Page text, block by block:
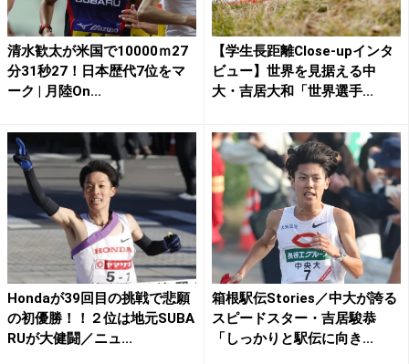
清水歓太が米国で10000ｍ27
分31秒27！日本歴代7位をマ
ーク | 月陸On...
【学生長距離Close-upインタ
ビュー】世界を見据える中
大・吉居大和「世界選手...
Hondaが39回目の挑戦で悲願
の初優勝！！２位は地元SUBA
RUが大健闘／ニュ...
箱根駅伝Stories／中大が誇る
スピードスター・吉居駿恭
「しっかりと駅伝に向き...